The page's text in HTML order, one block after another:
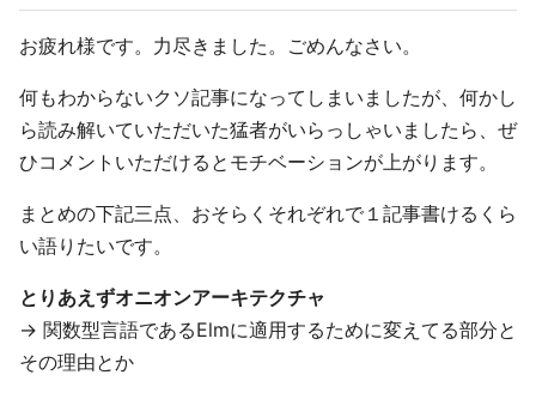
お疲れ様です。力尽きました。ごめんなさい。
何もわからないクソ記事になってしまいましたが、何かし
ら読み解いていただいた猛者がいらっしゃいましたら、ぜ
ひコメントいただけるとモチベーションが上がります。
まとめの下記三点、おそらくそれぞれで１記事書けるくら
い語りたいです。
とりあえずオニオンアーキテクチャ
→ 関数型言語であるElmに適用するために変えてる部分と
その理由とか